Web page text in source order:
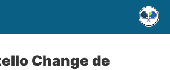
Change de